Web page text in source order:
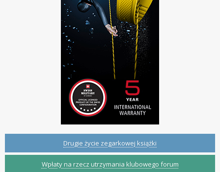
Drugie życie zegarkowej książki
Wpłaty na rzecz utrzymania klubowego forum